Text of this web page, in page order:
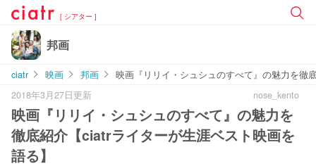
[ シアター ]
邦画
ciatr 映画 邦画
映画『リリイ・シュシュのすべて』の魅力を徹
2018年3月27日更新
nose_kento
映画『リリイ・シュシュのすべて』の魅力を
徹底紹介【ciatrライターが生涯ベスト映画を
語る】